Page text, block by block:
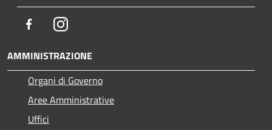
FacebookInstagram
AMMINISTRAZIONE
Organi di Governo
Aree Amministrative
Uffici